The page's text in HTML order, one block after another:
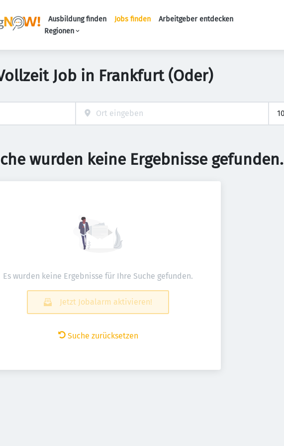
Ausbildung finden Jobs finden
Arbeitgeber entdecken
Regionen
Job in Frankfurt (Oder)
wurden keine Ergebnisse gefunden.
Es wurden keine Ergebnisse für Ihre Suche gefunden.
Jetzt Jobalarm aktivieren!
Suche zurücksetzen